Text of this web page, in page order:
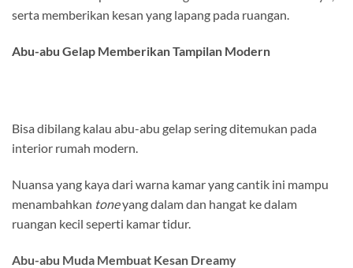
serta memberikan kesan yang lapang pada ruangan.
Abu-abu Gelap Memberikan Tampilan Modern
Bisa dibilang kalau abu-abu gelap sering ditemukan pada
interior rumah modern.
Nuansa yang kaya dari warna kamar yang cantik ini mampu
menambahkan toneyang dalam dan hangat ke dalam
ruangan kecil seperti kamar tidur.
Abu-abu Muda Membuat Kesan Dreamy